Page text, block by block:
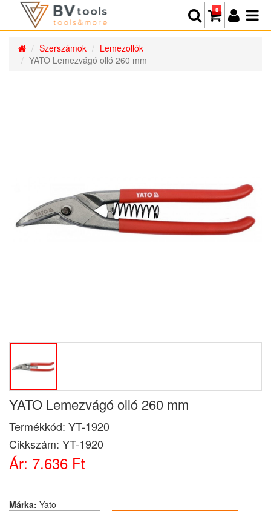
0
Szerszámok
Lemezollók
YATO Lemezvágó olló 260 mm
YATO Lemezvágó olló 260 mm
Termékkód: YT-1920
Cikkszám: YT-1920
Ár: 7.636 Ft
Márka: Yato